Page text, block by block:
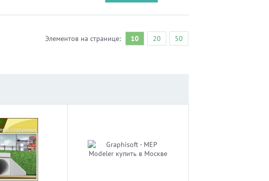
Элементов на странице: 10 20 50